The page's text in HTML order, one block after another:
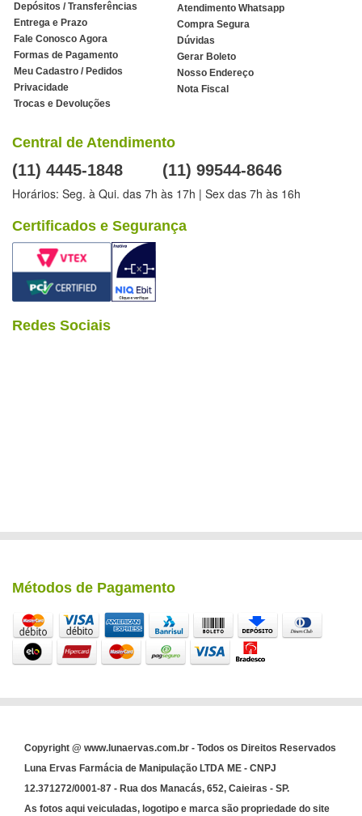
Depósitos / Transferências
Entrega e Prazo
Fale Conosco Agora
Formas de Pagamento
Meu Cadastro / Pedidos
Privacidade
Trocas e Devoluções
Atendimento Whatsapp
Compra Segura
Dúvidas
Gerar Boleto
Nosso Endereço
Nota Fiscal
Central de Atendimento
(11) 4445-1848 (11) 99544-8646
Horários: Seg. à Qui. das 7h às 17h | Sex das 7h às 16h
Certificados e Segurança
Redes Sociais
Métodos de Pagamento
Copyright @ www.lunaervas.com.br - Todos os Direitos Reservados
Luna Ervas Farmácia de Manipulação LTDA ME - CNPJ
12.371272/0001-87 - Rua dos Manacás, 652, Caieiras - SP.
As fotos aqui veiculadas, logotipo e marca são propriedade do site